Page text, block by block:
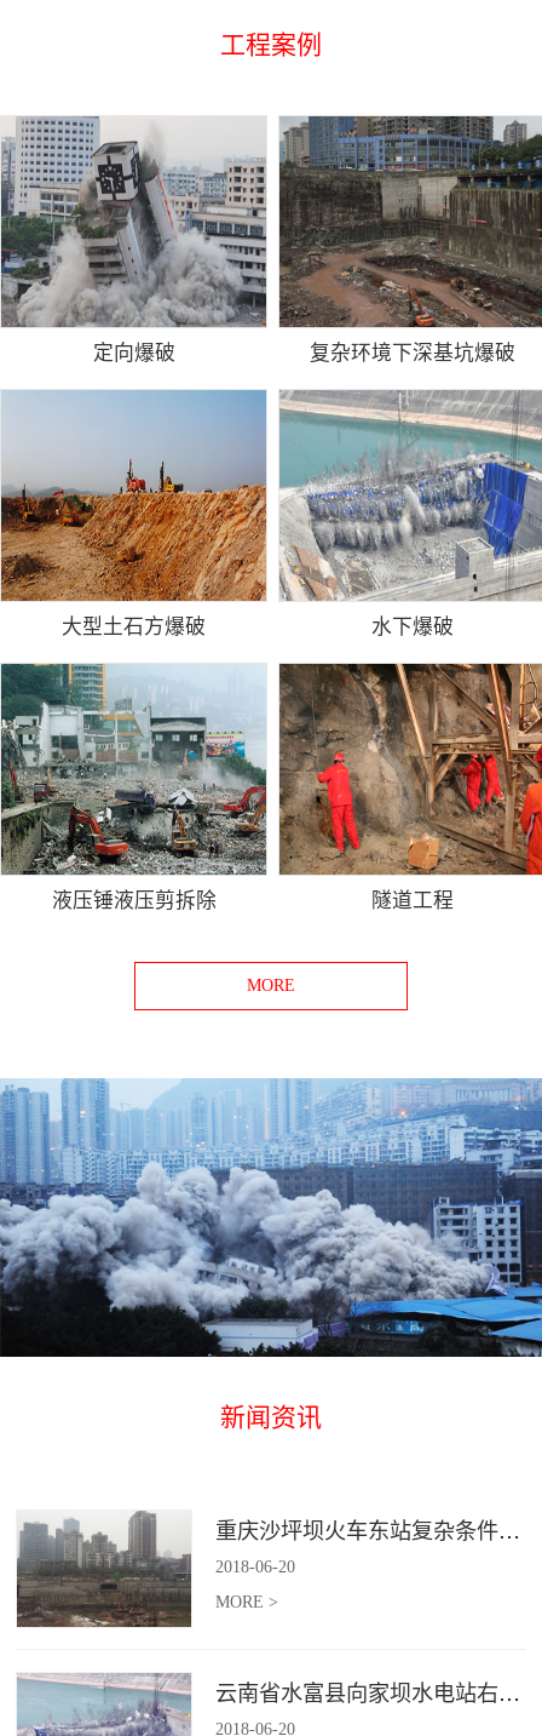
工程案例
定向爆破 复杂环境下深基坑爆破
大型土石方爆破 水下爆破
液压锤液压剪拆除 隧道工程
MORE
新闻资讯
重庆沙坪坝火车东站复杂条件下深基坑土石方爆破
2018-06-20
MORE >
云南省水富县向家坝水电站右岸坝后电站下游横向围堰爆破拆除施工
2018-06-20